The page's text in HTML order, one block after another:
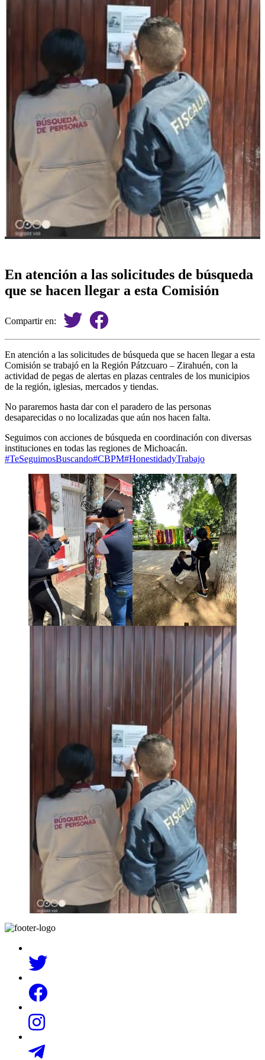
En atención a las solicitudes de búsqueda
que se hacen llegar a esta Comisión
Compartir en:
En atención a las solicitudes de búsqueda que se hacen llegar a esta
Comisión se trabajó en la Región Pátzcuaro – Zirahuén, con la
actividad de pegas de alertas en plazas centrales de los municipios
de la región, iglesias, mercados y tiendas.
No pararemos hasta dar con el paradero de las personas
desaparecidas o no localizadas que aún nos hacen falta.
Seguimos con acciones de búsqueda en coordinación con diversas
instituciones en todas las regiones de Michoacán.
#TeSeguimosBuscando#CBPM#HonestidadyTrabajo